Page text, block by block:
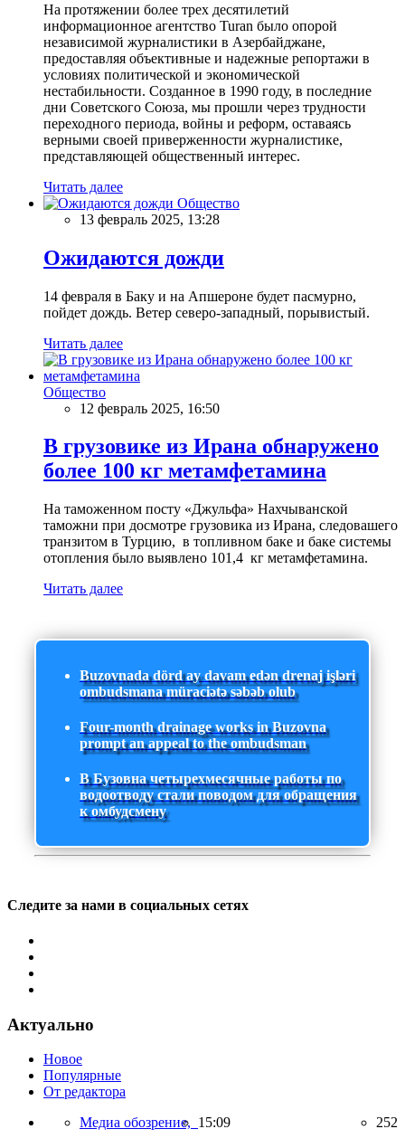
На протяжении более трех десятилетий
информационное агентство Turan было опорой
независимой журналистики в Азербайджане,
предоставляя объективные и надежные репортажи в
условиях политической и экономической
нестабильности. Созданное в 1990 году, в последние
дни Советского Союза, мы прошли через трудности
переходного периода, войны и реформ, оставаясь
верными своей приверженности журналистике,
представляющей общественный интерес.
Читать далее
Общество
13 февраль 2025, 13:28
Ожидаются дожди
14 февраля в Баку и на Апшероне будет пасмурно,
пойдет дождь. Ветер северо-западный, порывистый.
Читать далее
Общество
12 февраль 2025, 16:50
В грузовике из Ирана обнаружено
более 100 кг метамфетамина
На таможенном посту «Джульфа» Нахчыванской
таможни при досмотре грузовика из Ирана, следовашего
транзитом в Турцию, в топливном баке и баке системы
отопления было выявлено 101,4 кг метамфетамина.
Читать далее
Buzovnada dörd ay davam edən drenaj işləri
ombudsmana müraciətə səbəb olub
Four-month drainage works in Buzovna
prompt an appeal to the ombudsman
В Бузовна четырехмесячные работы по
водоотводу стали поводом для обращения
к омбудсмену
Следите за нами в социальных сетях
Актуально
Новое
Популярные
От редактора
Медиа обозрение, 15:09 252